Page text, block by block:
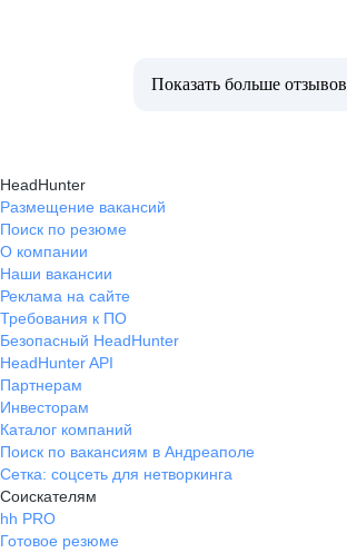
Показать больше отзывов
HeadHunter
Размещение вакансий
Поиск по резюме
О компании
Наши вакансии
Реклама на сайте
Требования к ПО
Безопасный HeadHunter
HeadHunter API
Партнерам
Инвесторам
Каталог компаний
Поиск по вакансиям в Андреаполе
Сетка: соцсеть для нетворкинга
Соискателям
hh PRO
Готовое резюме